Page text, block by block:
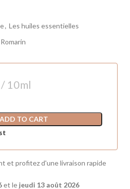
, Les huiles essentielles
Romarin
ADD TO CART
et profitez d'une livraison rapide
et le jeudi 13 août 2026